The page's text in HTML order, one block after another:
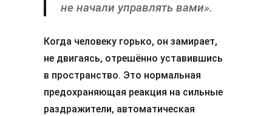
не начали управлять вами».
Когда человеку горько, он замирает,
не двигаясь, отрешённо уставившись
в пространство. Это нормальная
предохраняющая реакция на сильные
раздражители, автоматическая